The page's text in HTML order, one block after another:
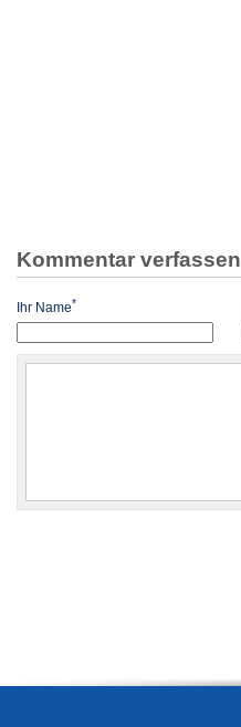
Kommentar verfassen
Ihr Name*